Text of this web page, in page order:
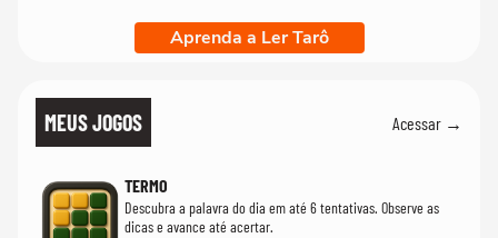
Aprenda a Ler Tarô
MEUS JOGOS Acessar →
TERMO
Descubra a palavra do dia em até 6 tentativas. Observe as
dicas e avance até acertar.